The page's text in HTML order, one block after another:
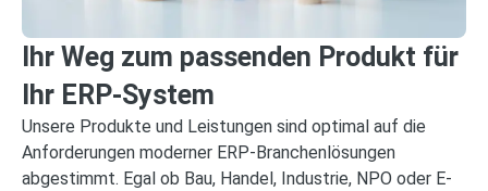
Ihr Weg zum passenden Produkt für
Ihr ERP-System
Unsere Produkte und Leistungen sind optimal auf die
Anforderungen moderner ERP‑Branchenlösungen
abgestimmt. Egal ob Bau, Handel, Industrie, NPO oder E-